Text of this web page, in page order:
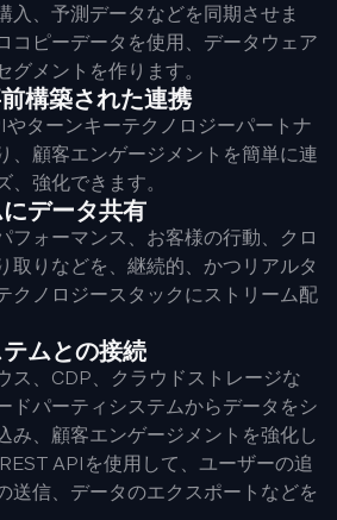
入、予測データなどを同期させま
コピーデータを使用、データウェア
グメントを作ります。
構築された連携
ターンキーテクノロジーパートナ
、顧客エンゲージメントを簡単に連
強化できます。
データ共有
フォーマンス、お客様の行動、クロ
取りなどを、継続的、かつリアルタ
クノロジースタックにストリーム配
ムとの接続
ス、CDP、クラウドストレージな
ドパーティシステムからデータをシ
み、顧客エンゲージメントを強化し
APIを使用して、ユーザーの追
送信、データのエクスポートなどを